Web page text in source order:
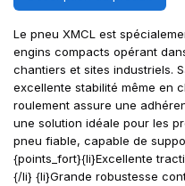
Le pneu XMCL est
engins compacts opérant
chantiers et sites industriels.
excellente stabilité même en
roulement assure une
une solution idéale pour les
pneu fiable, capable de
{points_fort}{li}Excellente
{/li} {li}Grande robustesse